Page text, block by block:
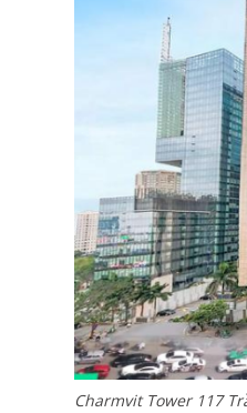
Charmvit Tower 117